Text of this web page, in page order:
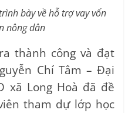
bày về hỗ trợ vay vốn
nông dân
thành công và đạt
Chí Tâm – Đại
xã Long Hoà đã đề
tham dự lớp học